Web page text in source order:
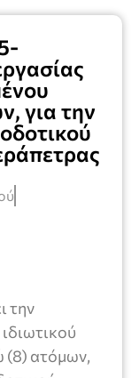
για την
την
(8) ατόμων,